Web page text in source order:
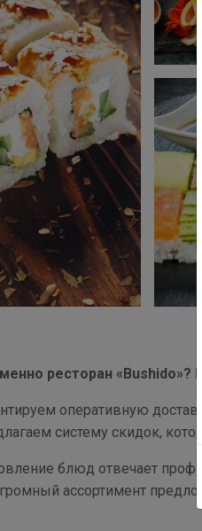
ресторан «Bushido»?
оперативную
систему скидок,
блюд отвечает
ассортимент